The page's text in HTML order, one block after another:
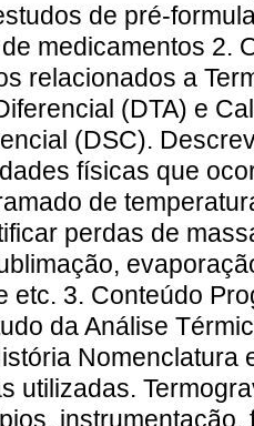
de pré-
medicamentos 2.
relacionados a
(DTA) e
(DSC).
físicas que
de
perdas de
etc. 3. Conteúdo
da Análise
Nomenclatura
utilizadas.
instrumentação,